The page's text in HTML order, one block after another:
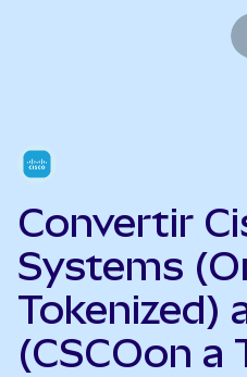
Convertir
Systems
Tokenized)
(CSCOon a